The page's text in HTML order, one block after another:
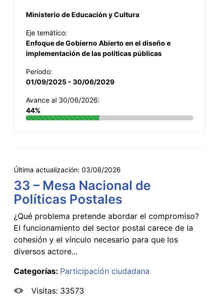
Ministerio de Educación y Cultura
Eje temático:
Enfoque de Gobierno Abierto en el diseño e
implementación de las políticas públicas
Período:
01/09/2025 - 30/06/2029
Avance al 30/06/2026:
44%
Última actualización: 03/08/2026
33 – Mesa Nacional de
Políticas Postales
¿Qué problema pretende abordar el compromiso?
El funcionamiento del sector postal carece de la
cohesión y el vínculo necesario para que los
diversos actore...
Categorías: Participación ciudadana
Visitas: 33573